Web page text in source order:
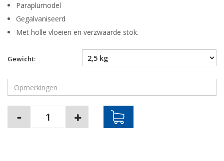
Paraplumodel
Gegalvaniseerd
Met holle vloeien en verzwaarde stok.
Gewicht: